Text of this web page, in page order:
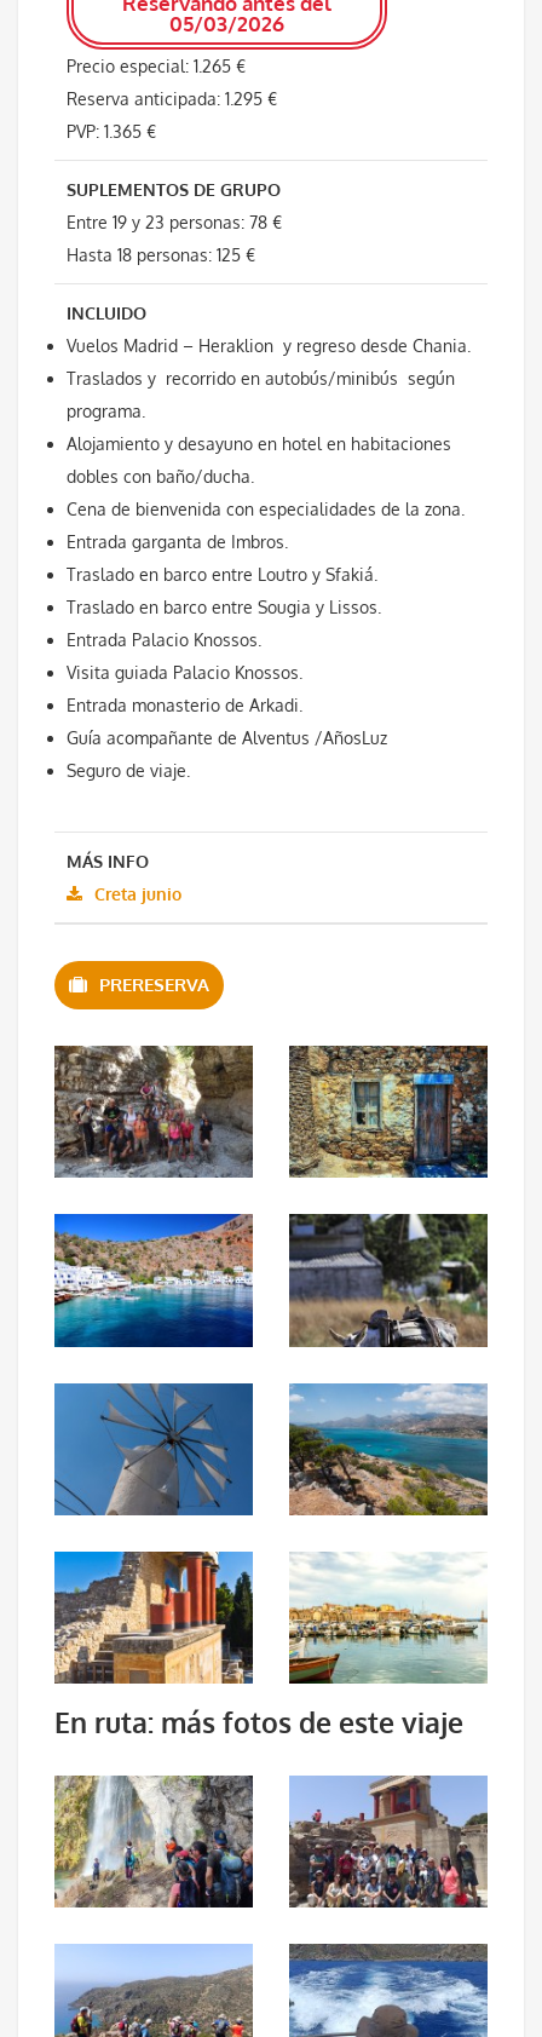
05/03/2026
Precio especial: 1.265 €
Reserva anticipada: 1.295 €
PVP: 1.365 €
SUPLEMENTOS DE GRUPO
Entre 19 y 23 personas: 78 €
Hasta 18 personas: 125 €
INCLUIDO
Vuelos Madrid – Heraklion y regreso desde Chania.
Traslados y recorrido en autobús/minibús según
programa.
Alojamiento y desayuno en hotel en habitaciones
dobles con baño/ducha.
Cena de bienvenida con especialidades de la zona.
Entrada garganta de Imbros.
Traslado en barco entre Loutro y Sfakiá.
Traslado en barco entre Sougia y Lissos.
Entrada Palacio Knossos.
Visita guiada Palacio Knossos.
Entrada monasterio de Arkadi.
Guía acompañante de Alventus /AñosLuz
Seguro de viaje.
MÁS INFO
Creta junio
PRERESERVA
En ruta: más fotos de este viaje